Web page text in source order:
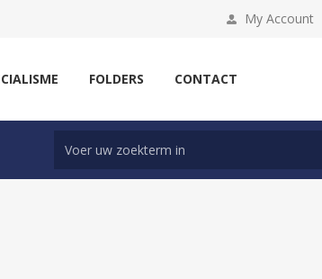
My Account
FOLDERS CONTACT